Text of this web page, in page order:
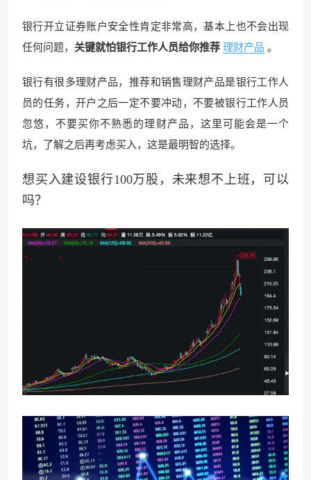
银行开立证券账户安全性肯定非常高，基本上也不会出现
任何问题， 关键就怕银行工作人员给你推荐 理财产品 。
银行有很多理财产品，推荐和销售理财产品是银行工作人
员的任务，开户之后一定不要冲动，不要被银行工作人员
忽悠，不要买你不熟悉的理财产品，这里可能会是一个
坑，了解之后再考虑买入，这是最明智的选择。
想买入建设银行100万股，未来想不上班，可以
吗？